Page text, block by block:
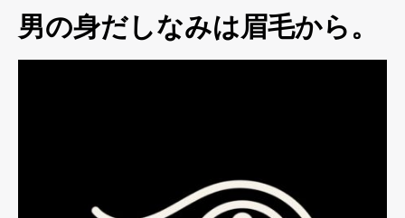
男の身だしなみは眉毛から。